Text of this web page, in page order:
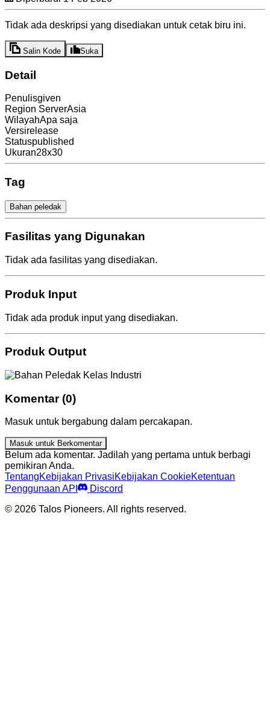
Tidak ada deskripsi yang disediakan untuk cetak biru ini.
Salin Kode Suka
Detail
Penulisgiven
Region ServerAsia
WilayahApa saja
Versirelease
Statuspublished
Ukuran28x30
Tag
Bahan peledak
Fasilitas yang Digunakan
Tidak ada fasilitas yang disediakan.
Produk Input
Tidak ada produk input yang disediakan.
Produk Output
Komentar (0)
Masuk untuk bergabung dalam percakapan.
Masuk untuk Berkomentar
Belum ada komentar. Jadilah yang pertama untuk berbagi
pemikiran Anda.
TentangKebijakan PrivasiKebijakan CookieKetentuan
Penggunaan API
Discord
© 2026 Talos Pioneers. All rights reserved.